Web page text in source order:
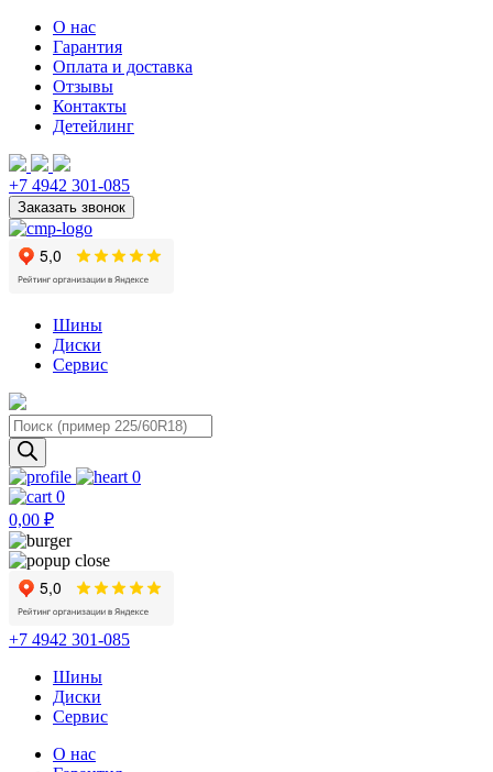
О нас
Гарантия
Оплата и доставка
Отзывы
Контакты
Детейлинг
+7 4942 301-085
Шины
Диски
Сервис
Поиск
товаров
0
0
0,00 ₽
+7 4942 301-085
Шины
Диски
Сервис
О нас